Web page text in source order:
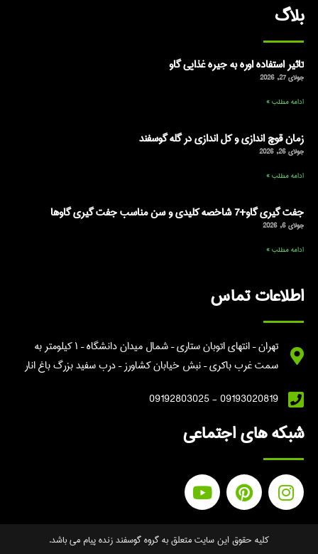
بلاگ
تاثیر استفاده اوره به جیره غذایی گاو
جولای 27, 2026
ادامه مطلب »
زمان قوچ اندازی و کل اندازی در گله گوسفند
جولای 26, 2026
ادامه مطلب »
جفت گیری گاو+7 شاخصه کلیدی و سن مناسب جفت گیری گاوها
جولای 6, 2026
ادامه مطلب »
اطلاعات تماس
تهران – انتهای اتوبان ستاری – شمال میدان دانشگاه – ۱ کیلومتر به
سمت غرب باکری – نبش خیابان کشاورز – درب سفید بزرگ باغ انار
09193020819 - 09192803025
شبکه های اجتماعی
کلیه حقوق این سایت متعلق به گروه گوسفند زنده پیام می باشد.